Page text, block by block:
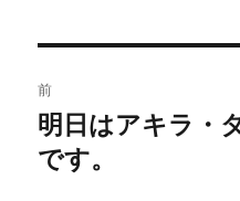
稿
ナ
前
前
の
明日はアキラ・
です。